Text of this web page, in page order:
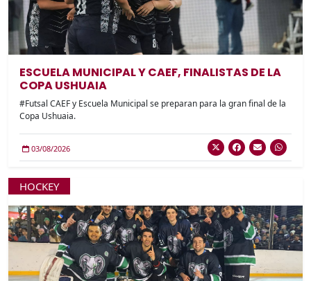
ESCUELA MUNICIPAL Y CAEF, FINALISTAS DE LA
COPA USHUAIA
#Futsal CAEF y Escuela Municipal se preparan para la gran final de la
Copa Ushuaia.
03/08/2026
HOCKEY